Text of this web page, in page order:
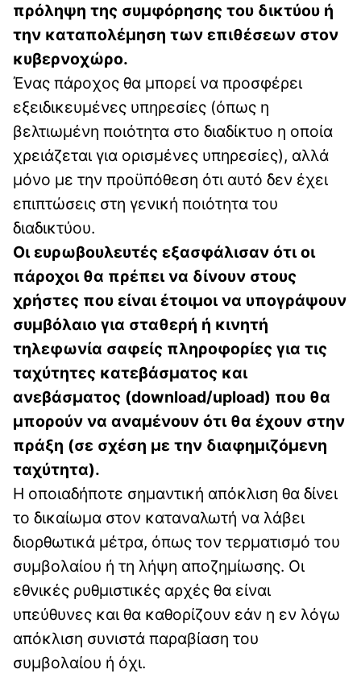
πρόληψη της συμφόρησης του δικτύου ή
την καταπολέμηση των επιθέσεων στον
κυβερνοχώρο.
Ένας πάροχος θα μπορεί να προσφέρει
εξειδικευμένες υπηρεσίες (όπως η
βελτιωμένη ποιότητα στο διαδίκτυο η οποία
χρειάζεται για ορισμένες υπηρεσίες), αλλά
μόνο με την προϋπόθεση ότι αυτό δεν έχει
επιπτώσεις στη γενική ποιότητα του
διαδικτύου.
Οι ευρωβουλευτές εξασφάλισαν ότι οι
πάροχοι θα πρέπει να δίνουν στους
χρήστες που είναι έτοιμοι να υπογράψουν
συμβόλαιο για σταθερή ή κινητή
τηλεφωνία σαφείς πληροφορίες για τις
ταχύτητες κατεβάσματος και
ανεβάσματος (download/upload) που θα
μπορούν να αναμένουν ότι θα έχουν στην
πράξη (σε σχέση με την διαφημιζόμενη
ταχύτητα).
Η οποιαδήποτε σημαντική απόκλιση θα δίνει
το δικαίωμα στον καταναλωτή να λάβει
διορθωτικά μέτρα, όπως τον τερματισμό του
συμβολαίου ή τη λήψη αποζημίωσης. Οι
εθνικές ρυθμιστικές αρχές θα είναι
υπεύθυνες και θα καθορίζουν εάν η εν λόγω
απόκλιση συνιστά παραβίαση του
συμβολαίου ή όχι.